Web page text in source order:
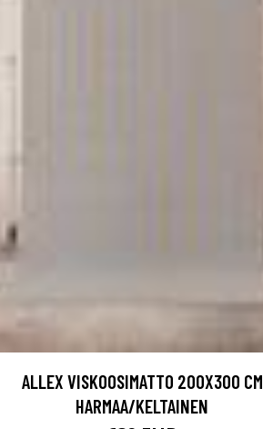
ALLEX VISKOOSIMATTO 200X300 CM
HARMAA/KELTAINEN